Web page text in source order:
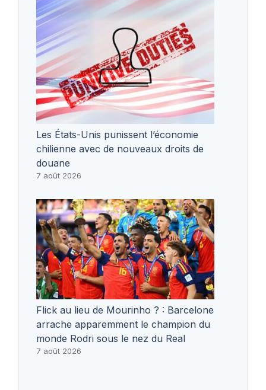
Les États-Unis punissent l’économie
chilienne avec de nouveaux droits de
douane
7 août 2026
Flick au lieu de Mourinho ? : Barcelone
arrache apparemment le champion du
monde Rodri sous le nez du Real
7 août 2026